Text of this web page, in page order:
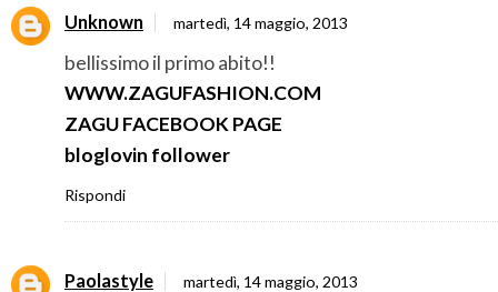
Unknown martedì, 14 maggio, 2013
bellissimo il primo abito!!
WWW.ZAGUFASHION.COM
ZAGU FACEBOOK PAGE
bloglovin follower
Rispondi
Paolastyle martedì, 14 maggio, 2013